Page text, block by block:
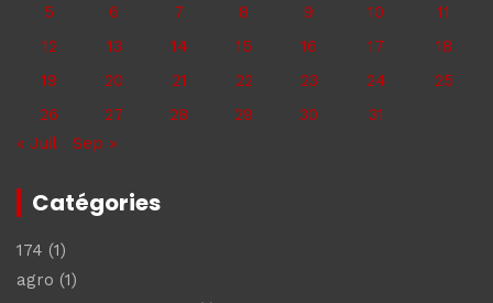
5
6 7 8 9 10
11
12
13 14 15 16 17
18
19
20 21 22 23 24
25
26
27 28 29 30
31
« Juil
Sep »
Catégories
174 (1)
agro (1)